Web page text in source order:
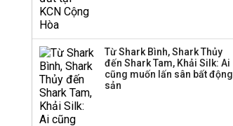
Huấn Hoa Hồng bỗng
dưng ‘biến mất’, một
công ty khác đã giải thể
Từ Shark Bình, Shark Thủy
đến Shark Tam, Khải Silk: Ai
cũng muốn lấn sân bất động
sản